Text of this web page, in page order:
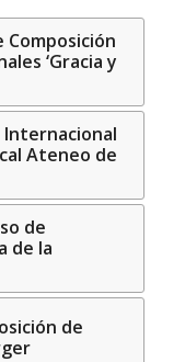
Composición
‘Gracia y
Internacional
Ateneo de
de
de la
de